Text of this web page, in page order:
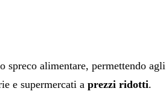
spreco alimentare, permettendo agli
e supermercati a prezzi ridotti.